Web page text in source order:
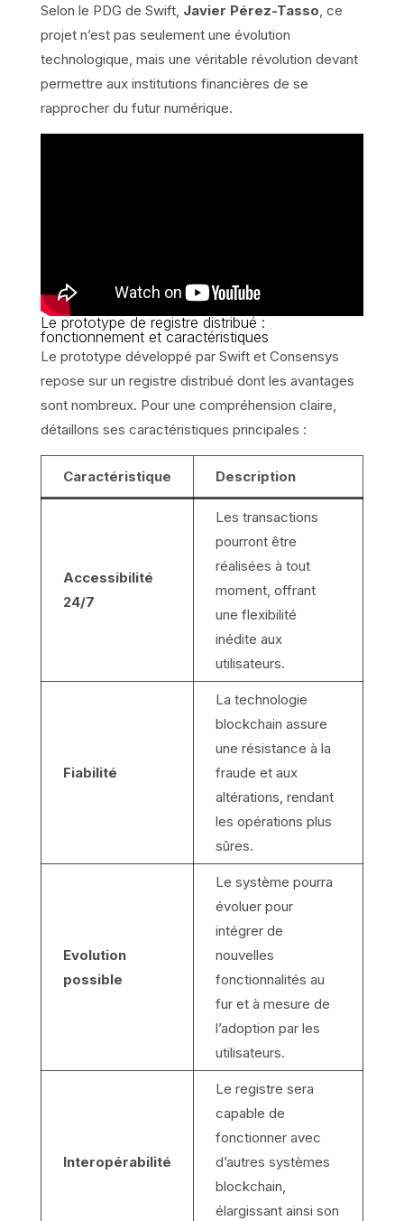
Selon le PDG de Swift, Javier Pérez-Tasso , ce
projet n’est pas seulement une évolution
technologique, mais une véritable révolution devant
permettre aux institutions financières de se
rapprocher du futur numérique.
Le prototype de registre distribué :
fonctionnement et caractéristiques
Le prototype développé par Swift et Consensys
repose sur un registre distribué dont les avantages
sont nombreux. Pour une compréhension claire,
détaillons ses caractéristiques principales :
Caractéristique Description
Accessibilité
24/7
Les transactions
pourront être
réalisées à tout
moment, offrant
une flexibilité
inédite aux
utilisateurs.
Fiabilité
La technologie
blockchain assure
une résistance à la
fraude et aux
altérations, rendant
les opérations plus
sûres.
Evolution
possible
Le système pourra
évoluer pour
intégrer de
nouvelles
fonctionnalités au
fur et à mesure de
l’adoption par les
utilisateurs.
Interopérabilité
Le registre sera
capable de
fonctionner avec
d’autres systèmes
blockchain,
élargissant ainsi son